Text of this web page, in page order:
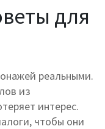
для
реальными.
из
интерес.
чтобы они